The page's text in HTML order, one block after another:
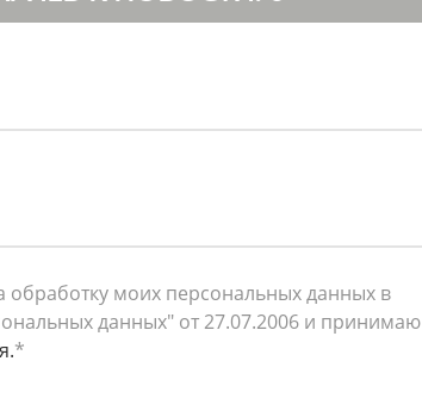
обработку моих персональных данных в
данных" от 27.07.2006 и принимаю
*